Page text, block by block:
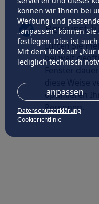
können wir Ihnen bei
Werbung und
„anpassen” können
festlegen. Dies ist
Mit dem Klick auf „Nur
lediglich technisch
anpassen
Datenschutzerklärung
Cookierichtlinie
Bewusst
Lüften Sie
bei weit
Fenster
diese Weise
optimieren
Personen.